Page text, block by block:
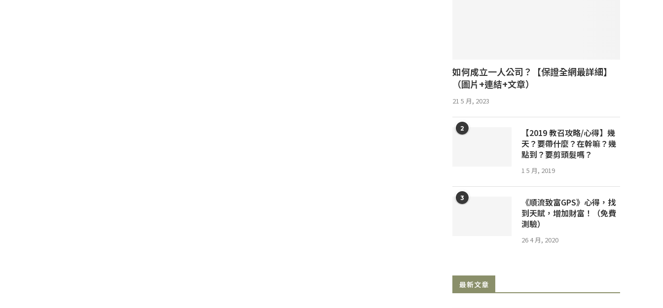
如何成立一人公司？【保證全網最詳細】
（圖片+連結+文章）
21 5 月, 2023
2
【2019 教召攻略/心得】幾
天？要帶什麼？在幹嘛？幾
點到？要剪頭髮嗎？
1 5 月, 2019
3
《順流致富GPS》心得，找
到天賦，增加財富！（免費
測驗）
26 4 月, 2020
最新文章